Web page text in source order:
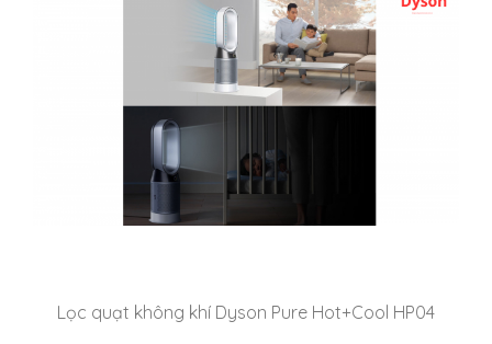
Lọc quạt không khí Dyson Pure Hot+Cool HP04